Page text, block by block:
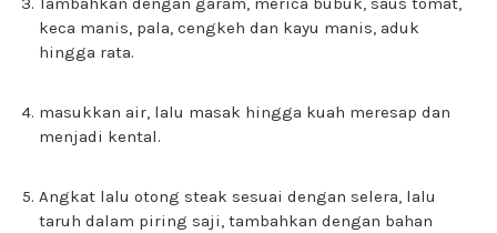
keca manis, pala, cengkeh dan kayu manis, aduk
hingga rata.
masukkan air, lalu masak hingga kuah meresap dan
menjadi kental.
Angkat lalu otong steak sesuai dengan selera, lalu
taruh dalam piring saji, tambahkan dengan bahan